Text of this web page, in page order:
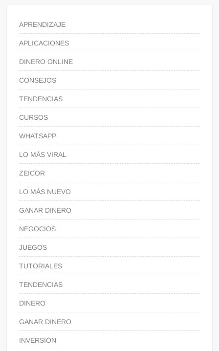
APRENDIZAJE
APLICACIONES
DINERO ONLINE
CONSEJOS
TENDENCIAS
CURSOS
WHATSAPP
LO MÁS VIRAL
ZEICOR
LO MÁS NUEVO
GANAR DINERO
NEGOCIOS
JUEGOS
TUTORIALES
TENDENCIAS
DINERO
GANAR DINERO
INVERSIÓN